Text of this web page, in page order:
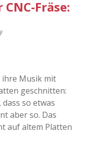
Fräse:
Musik mit
geschnitten:
so etwas
aber so. Das
auf altem Platten